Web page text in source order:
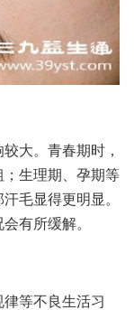
大。青春期时，
生理期、孕期等
毛显得更明显。
有所缓解。
等不良生活习